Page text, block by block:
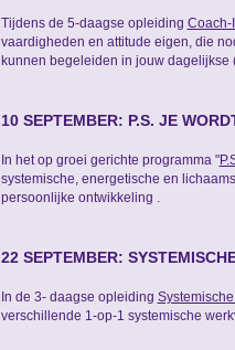
Tijdens de 5-daagse opleiding Coach-
vaardigheden en attitude eigen, die
kunnen begeleiden in jouw dagelijkse
10 SEPTEMBER: P.S. JE
In het op groei gerichte programma "
systemische, energetische en
persoonlijke ontwikkeling .
22 SEPTEMBER:
In de 3- daagse opleiding
verschillende 1-op-1 systemische